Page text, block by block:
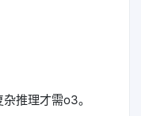
推理才需o3。